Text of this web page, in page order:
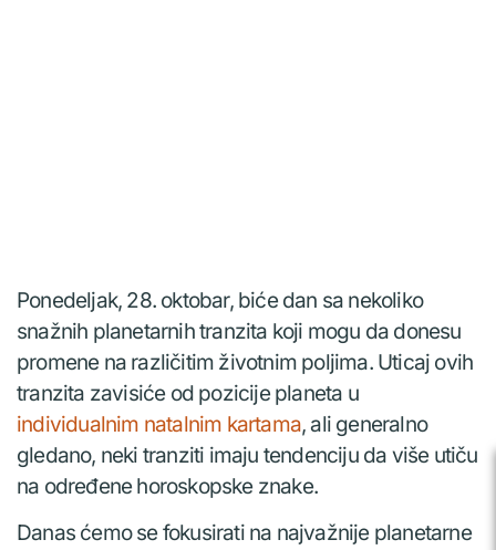
Ponedeljak, 28. oktobar, biće dan sa nekoliko
snažnih planetarnih tranzita koji mogu da donesu
promene na različitim životnim poljima. Uticaj ovih
tranzita zavisiće od pozicije planeta u
individualnim natalnim kartama, ali generalno
gledano, neki tranziti imaju tendenciju da više utiču
na određene horoskopske znake.
Danas ćemo se fokusirati na najvažnije planetarne